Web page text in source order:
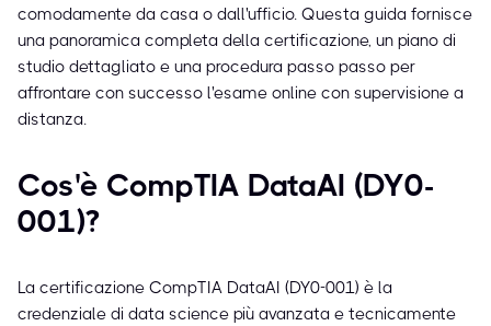
comodamente da casa o dall'ufficio. Questa guida fornisce
una panoramica completa della certificazione, un piano di
studio dettagliato e una procedura passo passo per
affrontare con successo l'esame online con supervisione a
distanza.
Cos'è CompTIA DataAI (DY0-
001)?
La certificazione CompTIA DataAI (DY0-001) è la
credenziale di data science più avanzata e tecnicamente